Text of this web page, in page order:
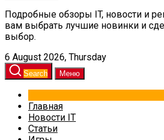
Подробные обзоры IT, новости и
вам выбрать лучшие новинки и
выбор.
6 August 2026, Thursday
Search Меню
Главная
Новости IT
Статьи